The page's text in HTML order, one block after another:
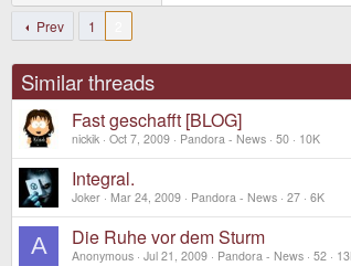
Prev 1
Similar threads
Fast geschafft [BLOG]
nickik Oct 7, 2009 Pandora - News 50 10K
Integral.
Joker Mar 24, 2009 Pandora - News 27 6K
A Die Ruhe vor dem Sturm
Anonymous Jul 21, 2009 Pandora - News 52